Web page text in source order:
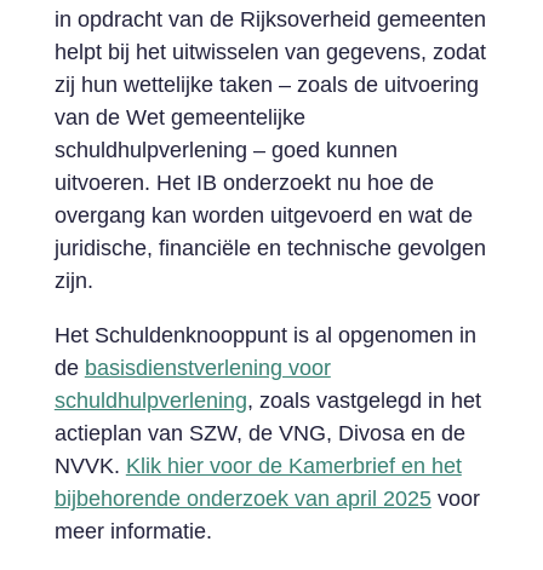
in opdracht van de Rijksoverheid gemeenten
helpt bij het uitwisselen van gegevens, zodat
zij hun wettelijke taken – zoals de uitvoering
van de Wet gemeentelijke
schuldhulpverlening – goed kunnen
uitvoeren. Het IB onderzoekt nu hoe de
overgang kan worden uitgevoerd en wat de
juridische, financiële en technische gevolgen
zijn.
Het Schuldenknooppunt is al opgenomen in
de basisdienstverlening voor
schuldhulpverlening, zoals vastgelegd in het
actieplan van SZW, de VNG, Divosa en de
NVVK. Klik hier voor de Kamerbrief en het
bijbehorende onderzoek van april 2025voor
meer informatie.